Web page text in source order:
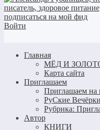
Войти
Главная
МЁД И
Карта сайта
Приглашаем
Приглашаем на
РуСкие Вечёрки
Рубрика:
Автор
КНИГИ